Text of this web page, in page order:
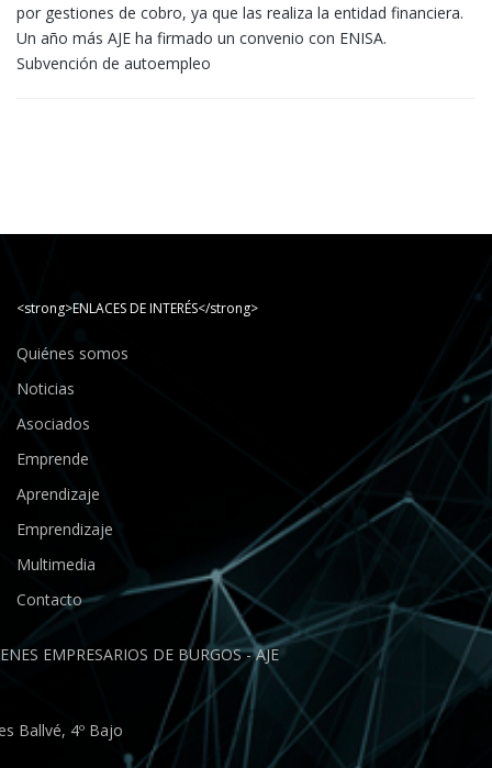
por gestiones de cobro, ya que las realiza la entidad financiera.
Un año más AJE ha firmado un convenio con ENISA.
Subvención de autoempleo
<strong>ENLACES DE INTERÉS</strong>
Quiénes somos
Noticias
Asociados
Emprende
Aprendizaje
Emprendizaje
Multimedia
Contacto
EMPRESARIOS DE BURGOS - AJE
Ballvé, 4º Bajo